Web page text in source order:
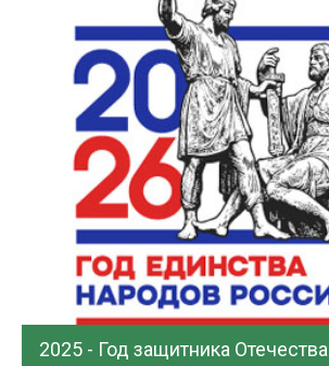
2025 - Год защитника Отечества